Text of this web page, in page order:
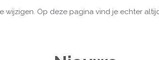
Op deze pagina vind je echter